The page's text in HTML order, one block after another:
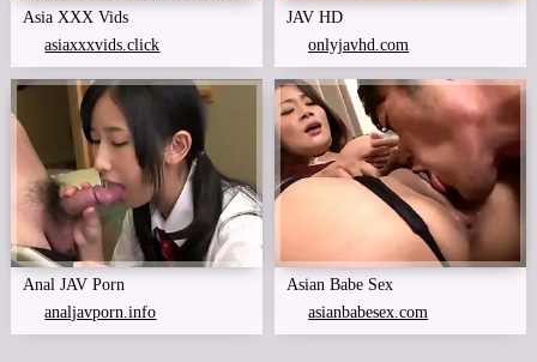
Asia XXX Vids
asiaxxxvids.click
JAV HD
onlyjavhd.com
Anal JAV Porn
analjavporn.info
Asian Babe Sex
asianbabesex.com